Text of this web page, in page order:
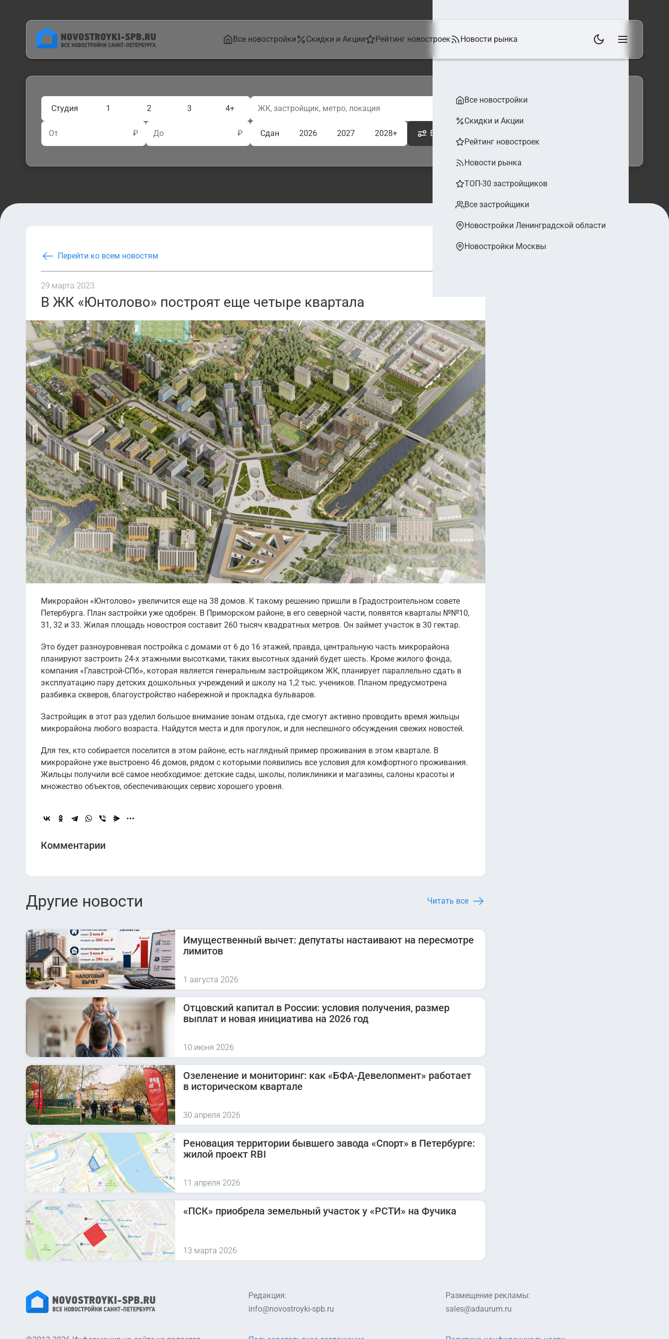
Все новостройки Скидки и Акции Рейтинг новостроек Новости рынка
Все новостройки
Скидки и Акции
Рейтинг новостроек
Новости рынка
ТОП-30 застройщиков
Все застройщики
Новостройки Ленинградской области
Новостройки Москвы
Студия 1 2 3 4+
От ₽ До ₽ Сдан 2026 2027 2028+ Ещё фильтры
Перейти ко всем новостям
29 марта 2023
В ЖК «Юнтолово» построят еще четыре квартала
Микрорайон «Юнтолово» увеличится еще на 38 домов. К такому решению пришли в Градостроительном совете
Петербурга. План застройки уже одобрен. В Приморском районе, в его северной части, появятся кварталы №№10,
31, 32 и 33. Жилая площадь новостроя составит 260 тысяч квадратных метров. Он займет участок в 30 гектар.
Это будет разноуровневая постройка с домами от 6 до 16 этажей, правда, центральную часть микрорайона
планируют застроить 24-х этажными высотками, таких высотных зданий будет шесть. Кроме жилого фонда,
компания «Главстрой-СПб», которая является генеральным застройщиком ЖК, планирует параллельно сдать в
эксплуатацию пару детских дошкольных учреждений и школу на 1,2 тыс. учеников. Планом предусмотрена
разбивка скверов, благоустройство набережной и прокладка бульваров.
Застройщик в этот раз уделил большое внимание зонам отдыха, где смогут активно проводить время жильцы
микрорайона любого возраста. Найдутся места и для прогулок, и для неспешного обсуждения свежих новостей.
Для тех, кто собирается поселится в этом районе, есть наглядный пример проживания в этом квартале. В
микрорайоне уже выстроено 46 домов, рядом с которыми появились все условия для комфортного проживания.
Жильцы получили всё самое необходимое: детские сады, школы, поликлиники и магазины, салоны красоты и
множество объектов, обеспечивающих сервис хорошего уровня.
Комментарии
Другие новости Читать все
Имущественный вычет: депутаты настаивают на пересмотре
лимитов
1 августа 2026
Отцовский капитал в России: условия получения, размер
выплат и новая инициатива на 2026 год
10 июня 2026
Озеленение и мониторинг: как «БФА-Девелопмент» работает
в историческом квартале
30 апреля 2026
Реновация территории бывшего завода «Спорт» в Петербурге:
жилой проект RBI
11 апреля 2026
«ПСК» приобрела земельный участок у «РСТИ» на Фучика
13 марта 2026
Редакция:
info@novostroyki-spb.ru
Размещение рекламы:
sales@adaurum.ru